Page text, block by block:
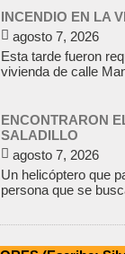
INCENDIO EN LA
agosto 7, 2026
Esta tarde fueron
vivienda de calle
ENCONTRARON
SALADILLO
agosto 7, 2026
Un helicóptero que
persona que se